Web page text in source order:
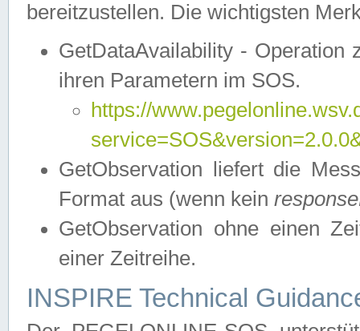
bereitzustellen. Die wichtigsten
GetDataAvailability - Operation
ihren Parametern im SOS.
https://
GetObservation liefert die
Format aus (wenn kein
GetObservation ohne einen
einer Zeitreihe.
INSPIRE Technical